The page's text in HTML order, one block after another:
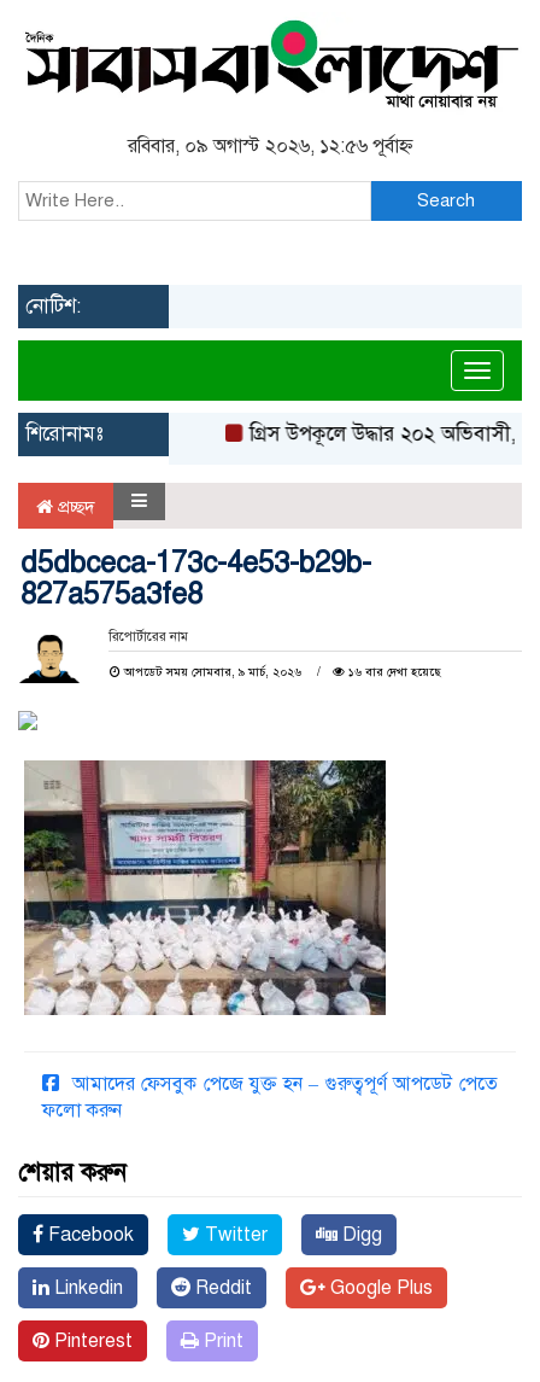
রবিবার, ০৯ অগাস্ট ২০২৬, ১২:৫৬ পূর্বাহ্ন
Search
নোটিশ:
শিরোনামঃ গ্রিস উপকূলে উদ্ধার ২০২ অভিবাসী,
প্রচ্ছদ
d5dbceca-173c-4e53-b29b-
827a575a3fe8
রিপোর্টারের নাম
আপডেট সময় সোমবার, ৯ মার্চ, ২০২৬ ১৬ বার দেখা হয়েছে
আমাদের ফেসবুক পেজে যুক্ত হন – গুরুত্বপূর্ণ আপডেট পেতে
ফলো করুন
শেয়ার করুন
Facebook Twitter Digg
Linkedin Reddit Google Plus
Pinterest Print